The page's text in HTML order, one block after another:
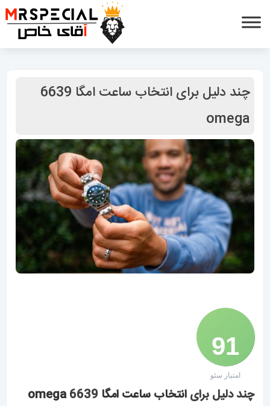
چند دلیل برای انتخاب ساعت امگا 6639
omega
91
/ 100
امتیاز سئو
چند دلیل برایانتخاب ساعت امگا omega